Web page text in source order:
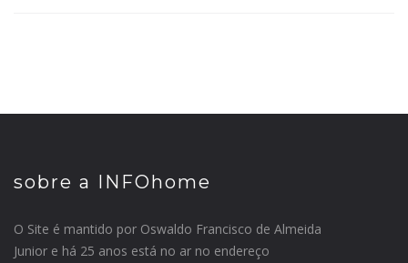
sobre a INFOhome
O Site é mantido por Oswaldo Francisco de Almeida
Junior e há 25 anos está no ar no endereço